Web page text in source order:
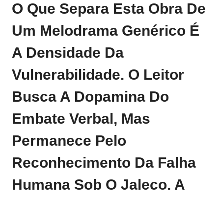
O Que Separa Esta Obra De
Um Melodrama Genérico É
A Densidade Da
Vulnerabilidade. O Leitor
Busca A Dopamina Do
Embate Verbal, Mas
Permanece Pelo
Reconhecimento Da Falha
Humana Sob O Jaleco. A